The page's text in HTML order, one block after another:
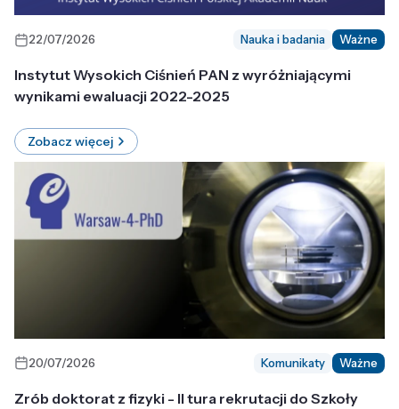
22/07/2026 Nauka i badania Ważne
Instytut Wysokich Ciśnień PAN z wyróżniającymi
wynikami ewaluacji 2022-2025
Zobacz więcej
20/07/2026 Komunikaty Ważne
Zrób doktorat z fizyki - II tura rekrutacji do Szkoły